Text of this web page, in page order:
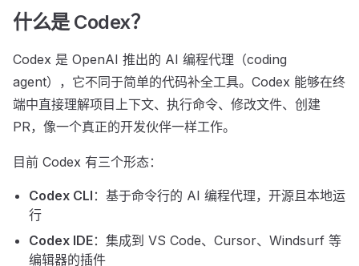
什么是 Codex？
Codex 是 OpenAI 推出的 AI 编程代理（coding
agent），它不同于简单的代码补全工具。Codex 能够在终
端中直接理解项目上下文、执行命令、修改文件、创建
PR，像一个真正的开发伙伴一样工作。
目前 Codex 有三个形态：
Codex CLI ：基于命令行的 AI 编程代理，开源且本地运
行
Codex IDE：集成到 VS Code、Cursor、Windsurf 等
编辑器的插件